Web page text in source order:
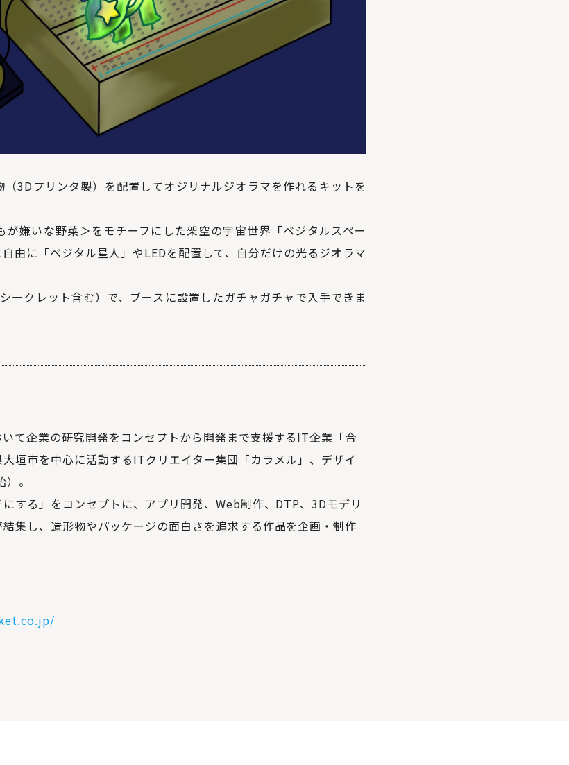
3Dプリンタ製）を配置してオジリナルジオラマを作れるキットを
嫌いな野菜＞をモチーフにした架空の宇宙世界「ベジタルスペー
由に「ベジタル星人」やLEDを配置して、自分だけの光るジオラマ
ークレット含む）で、ブースに設置したガチャガチャで入手できま
て企業の研究開発をコンセプトから開発まで支援するIT企業「合
垣市を中心に活動するITクリエイター集団「カラメル」、デザイ
。
する」をコンセプトに、アプリ開発、Web制作、DTP、3Dモデリ
集し、造形物やパッケージの面白さを追求する作品を企画・制作